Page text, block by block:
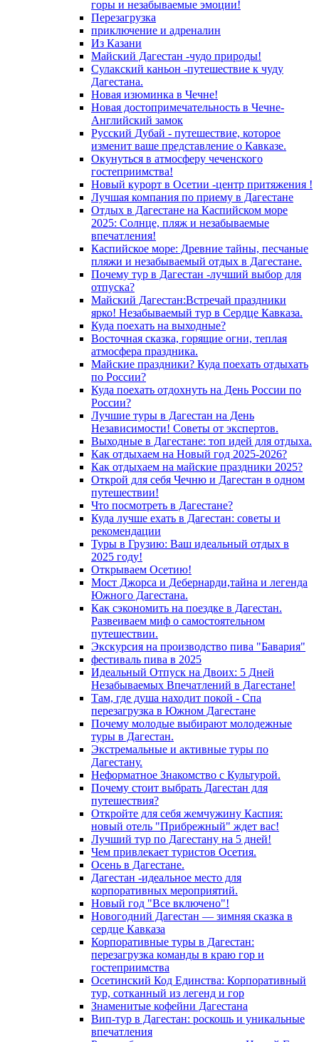
горы и незабываемые эмоции!
Перезагрузка
приключение и адреналин
Из Казани
Майский Дагестан -чудо природы!
Сулакский каньон -путешествие к чуду
Дагестана.
Новая изюминка в Чечне!
Новая достопримечательность в Чечне-
Английский замок
Русский Дубай - путешествие, которое
изменит ваше представление о Кавказе.
Окунуться в атмосферу чеченского
гостеприимства!
Новый курорт в Осетии -центр притяжения !
Лучшая компания по приему в Дагестане
Отдых в Дагестане на Каспийском море
2025: Солнце, пляж и незабываемые
впечатления!
Каспийское море: Древние тайны, песчаные
пляжи и незабываемый отдых в Дагестане.
Почему тур в Дагестан -лучший выбор для
отпуска?
Майский Дагестан:Встречай праздники
ярко! Незабываемый тур в Сердце Кавказа.
Куда поехать на выходные?
Восточная сказка, горящие огни, теплая
атмосфера праздника.
Майские праздники? Куда поехать отдыхать
по России?
Куда поехать отдохнуть на День России по
России?
Лучшие туры в Дагестан на День
Независимости! Советы от экспертов.
Выходные в Дагестане: топ идей для отдыха.
Как отдыхаем на Новый год 2025-2026?
Как отдыхаем на майские праздники 2025?
Открой для себя Чечню и Дагестан в одном
путешествии!
Что посмотреть в Дагестане?
Куда лучше ехать в Дагестан: советы и
рекомендации
Туры в Грузию: Ваш идеальный отдых в
2025 году!
Открываем Осетию!
Мост Джорса и Дебернарди,тайна и легенда
Южного Дагестана.
Как сэкономить на поездке в Дагестан.
Развеиваем миф о самостоятельном
путешествии.
Экскурсия на производство пива "Бавария"
фестиваль пива в 2025
Идеальный Отпуск на Двоих: 5 Дней
Незабываемых Впечатлений в Дагестане!
Там, где душа находит покой - Спа
перезагрузка в Южном Дагестане
Почему молодые выбирают молодежные
туры в Дагестан.
Экстремальные и активные туры по
Дагестану.
Неформатное Знакомство с Культурой.
Почему стоит выбрать Дагестан для
путешествия?
Откройте для себя жемчужину Каспия:
новый отель "Прибрежный" ждет вас!
Лучший тур по Дагестану на 5 дней!
Чем привлекает туристов Осетия.
Осень в Дагестане.
Дагестан -идеальное место для
корпоративных мероприятий.
Новый год "Все включено"!
Новогодний Дагестан — зимняя сказка в
сердце Кавказа
Корпоративные туры в Дагестан:
перезагрузка команды в краю гор и
гостеприимства
Осетинский Код Единства: Корпоративный
тур, сотканный из легенд и гор
Знаменитые кофейни Дагестана
Вип-тур в Дагестан: роскошь и уникальные
впечатления